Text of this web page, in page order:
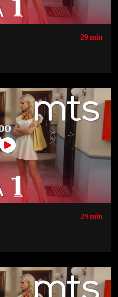
29 min
29 min